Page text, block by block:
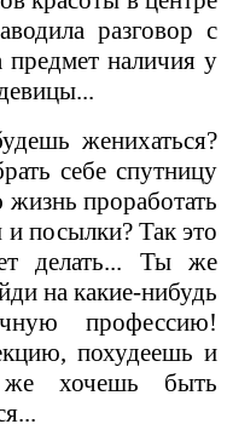
разговор с
наличия у
женихаться?
себе спутницу
проработать
и посылки? Так это
делать... Ты же
на какие-нибудь
профессию!
похудеешь и
хочешь быть